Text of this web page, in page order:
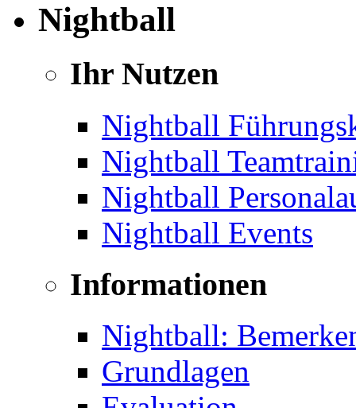
Nightball
Ihr Nutzen
Nightball
Nightball
Nightball
Nightball Events
Informationen
Nightball:
Grundlagen